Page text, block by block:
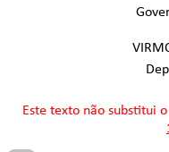
Este texto não substitui